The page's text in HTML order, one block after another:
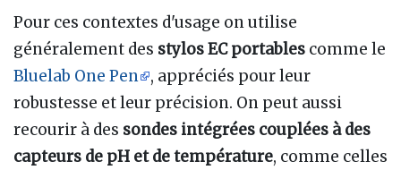
Pour ces contextes d'usage on utilise
généralement des stylos EC portables comme le
Bluelab One Pen
, appréciés pour leur
robustesse et leur précision. On peut aussi
recourir à des sondes intégrées couplées à des
capteurs de pH et de température, comme celles